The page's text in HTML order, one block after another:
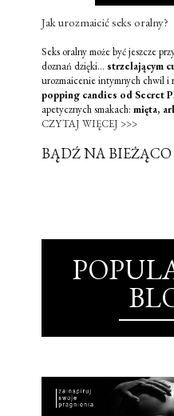
Jak urozmaicić seks oralny?
Seks oralny może być jeszcze
doznań dzięki... strzelającym
urozmaicenie intymnych chwil i
popping candies od Secret
apetycznych smakach: mięta,
CZYTAJ WIĘCEJ >>>
BĄDŹ NA BIEŻĄCO